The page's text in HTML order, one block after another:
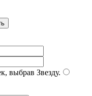
выбрав Звезду.